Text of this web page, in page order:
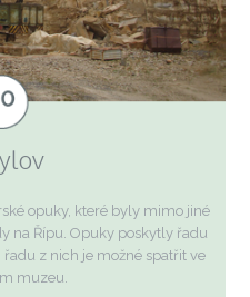
opuky, které byly mimo jiné
na Řípu. Opuky poskytly řadu
z nich je možné spatřit ve
muzeu.